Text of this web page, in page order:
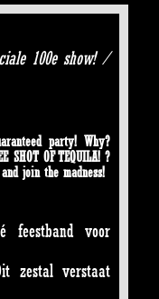
100e show! /
party! Why?
SHOT OF TEQUILA! ?
join the madness!
feestband voor
zestal verstaat